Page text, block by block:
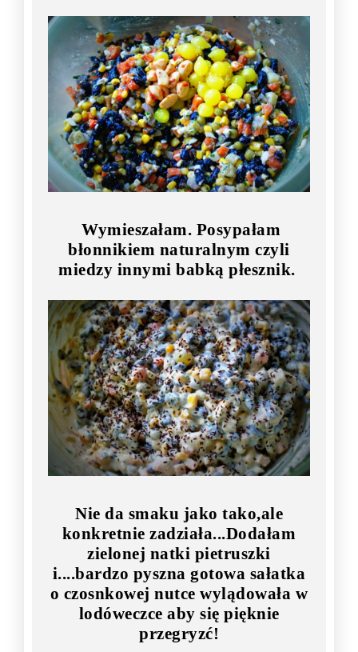
Wymieszałam. Posypałam
błonnikiem naturalnym czyli
miedzy innymi babką płesznik.
Nie da smaku jako tako,ale
konkretnie zadziała...Dodałam
zielonej natki pietruszki
i....bardzo pyszna gotowa sałatka
o czosnkowej nutce wylądowała w
lodóweczce aby się pięknie
przegryzć!